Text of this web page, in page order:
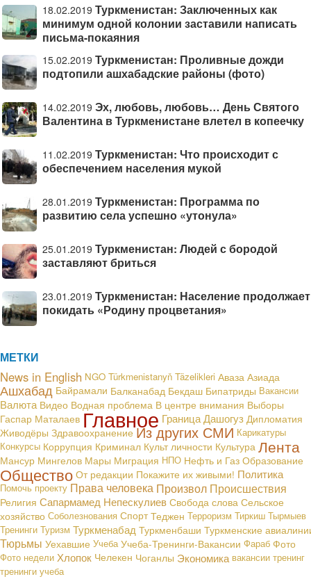
18.02.2019 Туркменистан: Заключенных как
минимум одной колонии заставили написать
письма-покаяния
15.02.2019 Туркменистан: Проливные дожди
подтопили ашхабадские районы (фото)
14.02.2019 Эх, любовь, любовь… День Святого
Валентина в Туркменистане влетел в копеечку
11.02.2019 Туркменистан: Что происходит с
обеспечением населения мукой
28.01.2019 Туркменистан: Программа по
развитию села успешно «утонула»
25.01.2019 Туркменистан: Людей с бородой
заставляют бриться
23.01.2019 Туркменистан: Население продолжает
покидать «Родину процветания»
МЕТКИ
News in English NGO Türkmenistanyň Täzelikleri Аваза Азиада
Ашхабад Байрамали Балканабад Бекдаш Бипатриды Вакансии
Валюта Видео Водная проблема В центре внимания Выборы
Гаспар Маталаев Главное ГраницаДашогуз Дипломатия
Живодёры Здравоохранение Из других СМИ Карикатуры
Конкурсы Коррупция Криминал Культ личности Культура Лента
Мансур Мингелов Мары Миграция НПО Нефть и Газ Образование
Общество От редакции Покажите их живыми! Политика
Помочь проекту Права человека Произвол Происшествия
Религия Сапармамед Непескулиев Свобода слова Сельское
хозяйство Соболезнования Спорт Теджен Терроризм Тиркиш Тырмыев
Тренинги Туризм Туркменабад Туркменбаши Туркменские
Тюрьмы Уехавшие Учеба Учеба-Тренинги-Вакансии Фараб Фото
Фото недели Хлопок Челекен Чоганлы Экономика вакансии тренинг
тренинги учеба